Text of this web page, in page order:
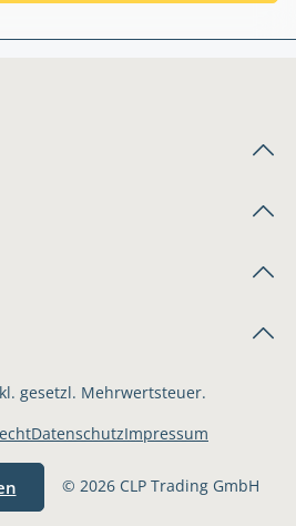
gesetzl. Mehrwertsteuer.
© 2026 CLP Trading GmbH
DatenschutzImpressum